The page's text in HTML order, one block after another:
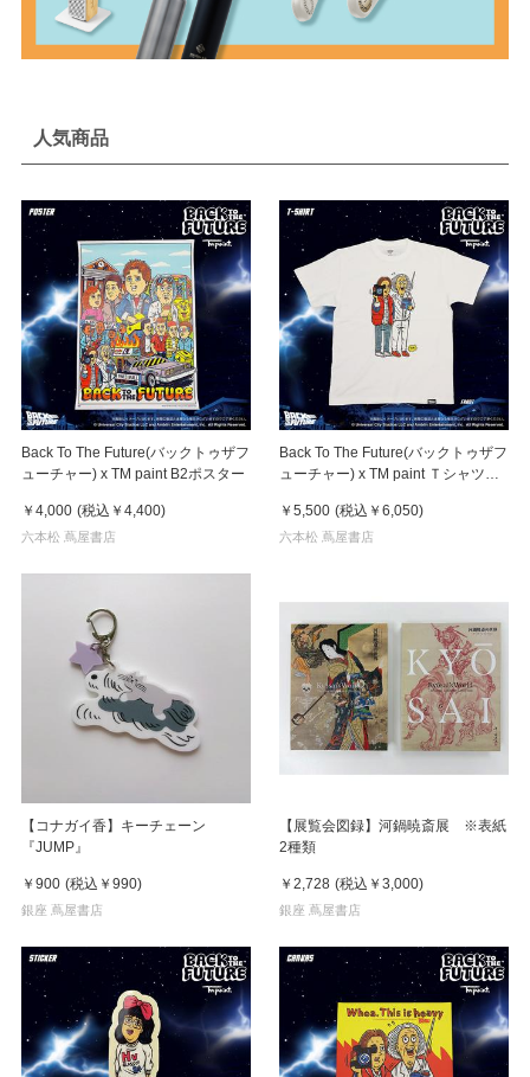
人気商品
Back To The Future(バックトゥザフ
ューチャー) x TM paint B2ポスター
￥4,000 (税込 ￥4,400)
六本松 蔦屋書店
Back To The Future(バックトゥザフ
ューチャー) x TM paint Ｔシャツ
￥5,500 (税込 ￥6,050)
六本松 蔦屋書店
【コナガイ香】キーチェーン
『JUMP』
￥900 (税込 ￥990)
銀座 蔦屋書店
【展覧会図録】河鍋暁斎展 ※表紙
2種類
￥2,728 (税込 ￥3,000)
銀座 蔦屋書店